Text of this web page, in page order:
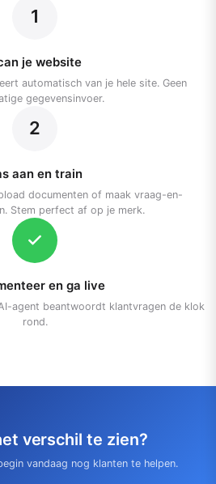
1
je website
automatisch van je hele site. Geen
gegevensinvoer.
2
aan en train
documenten of maak vraag-en-
Stem perfect af op je merk.
en ga live
agent beantwoordt klantvragen de klok
rond.
verschil te zien?
vandaag nog klanten te helpen.